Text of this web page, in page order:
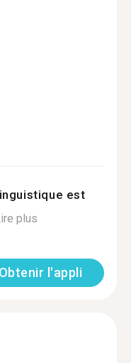
est
plus
Obtenir l'appli